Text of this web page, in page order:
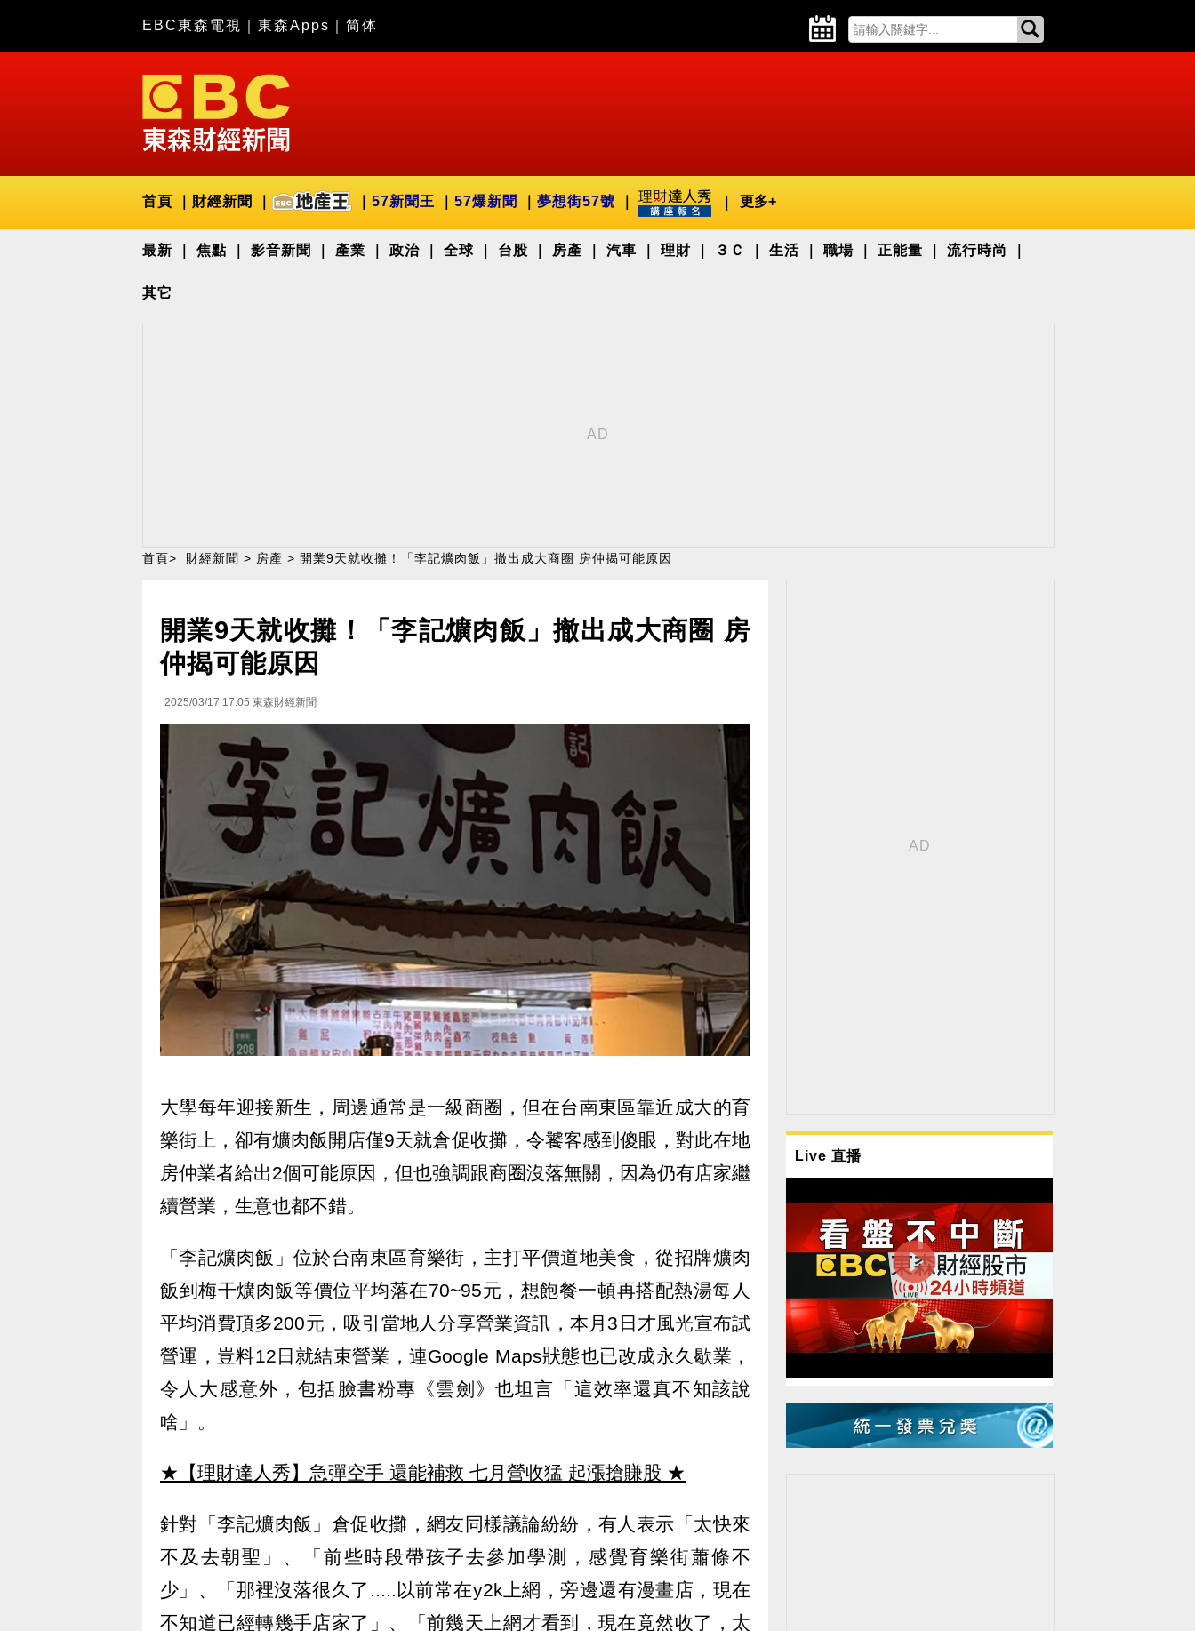
EBC東森電視 東森Apps 简体
首頁 財經新聞 57新聞王 57爆新聞 夢想街57號 更多+
最新 焦點 影音新聞 產業 政治 全球 台股 房產 汽車 理財 ３Ｃ 生活 職場 正能量 流行時尚
其它
首頁> 財經新聞 > 房產 > 開業9天就收攤！「李記爌肉飯」撤出成大商圈 房仲揭可能原因
開業9天就收攤！「李記爌肉飯」撤出成大商圈 房
仲揭可能原因
2025/03/17 17:05 東森財經新聞
大學每年迎接新生，周邊通常是一級商圈，但在台南東區靠近成大的育
樂街上，卻有爌肉飯開店僅9天就倉促收攤，令饕客感到傻眼，對此在地
房仲業者給出2個可能原因，但也強調跟商圈沒落無關，因為仍有店家繼
續營業，生意也都不錯。
「李記爌肉飯」位於台南東區育樂街，主打平價道地美食，從招牌爌肉
飯到梅干爌肉飯等價位平均落在70~95元，想飽餐一頓再搭配熱湯每人
平均消費頂多200元，吸引當地人分享營業資訊，本月3日才風光宣布試
營運，豈料12日就結束營業，連Google Maps狀態也已改成永久歇業，
令人大感意外，包括臉書粉專《雲劍》也坦言「這效率還真不知該說
啥」。
★【理財達人秀】急彈空手 還能補救 七月營收猛 起漲搶賺股 ★
針對「李記爌肉飯」倉促收攤，網友同樣議論紛紛，有人表示「太快來
不及去朝聖」、「前些時段帶孩子去參加學測，感覺育樂街蕭條不
少」、「那裡沒落很久了.....以前常在y2k上網，旁邊還有漫畫店，現在
不知道已經轉幾手店家了」、「前幾天上網才看到，現在竟然收了，太
Live 直播